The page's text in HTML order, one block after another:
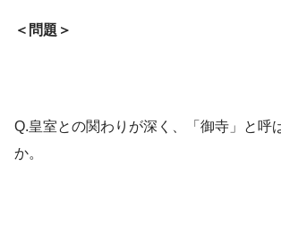
＜問題＞
Q.皇室との関わりが深く、「御寺」と呼
か。